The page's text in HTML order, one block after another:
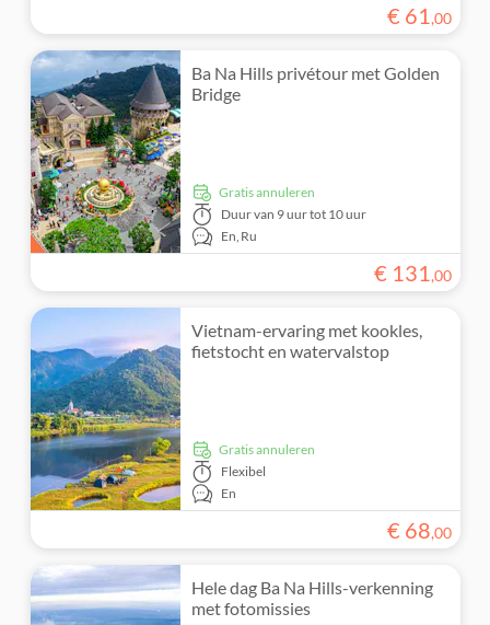
€ 61 ,00
Ba Na Hills privétour met Golden
Bridge
Gratis annuleren
Duurvan 9 uur tot 10 uur
En,Ru
€ 131 ,00
Vietnam-ervaring met kookles,
fietstocht en watervalstop
Gratis annuleren
Flexibel
En
€ 68,00
Hele dag Ba Na Hills-verkenning
met fotomissies